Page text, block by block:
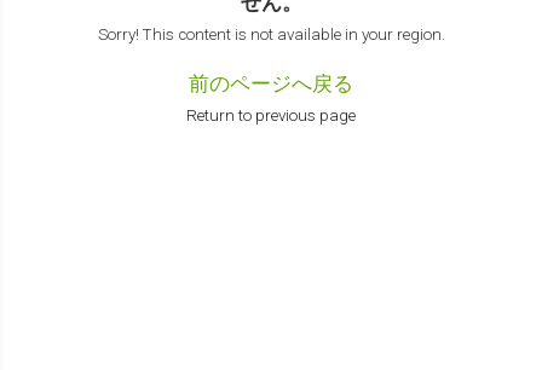
Sorry! This content is not available in your region.
前のページへ戻る
Return to previous page